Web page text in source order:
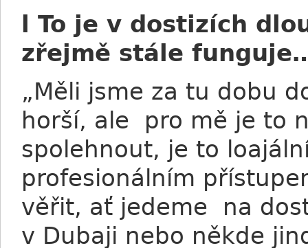
l To je v dostizích
zřejmě stále
„Měli jsme za tu dobu
horší, ale pro mě je to
spolehnout, je to
profesionálním
věřit, ať jedeme na
v Dubaji nebo někde